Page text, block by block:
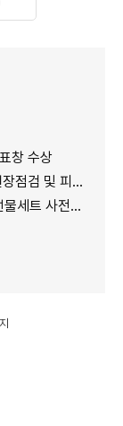
창 수상
피해 예방 강화
전예약 실시